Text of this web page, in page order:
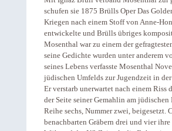
schufen sie 1875 Brülls Oper Das
Kriegen nach einem Stoff von Anne-
entwickelte und Brülls übriges
Mosenthal war zu einem der
seine Gedichte wurden unter anderem
seines Lebens verfasste Mosenthal
jüdischen Umfelds zur Jugendzeit in
Er verstarb unerwartet nach einem Riss
der Seite seiner Gemahlin am
Reihe sechs, Nummer zwei,
benachbarten Gräbern drei und vier